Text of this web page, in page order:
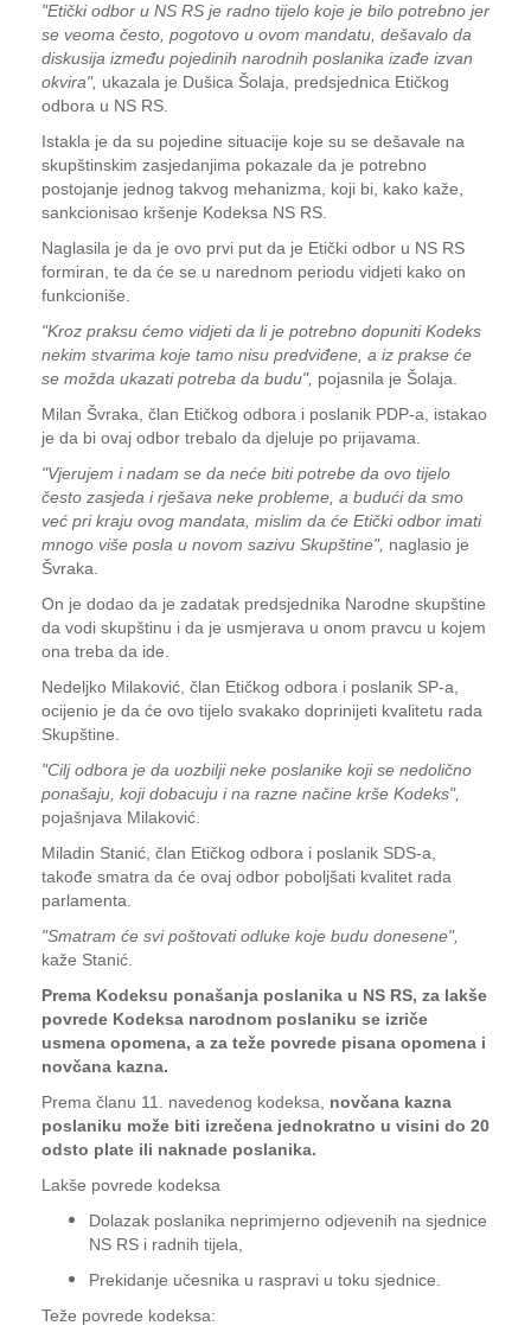
"Etički odbor u NS RS je radno tijelo koje je bilo potrebno jer
se veoma često, pogotovo u ovom mandatu, dešavalo da
diskusija između pojedinih narodnih poslanika izađe izvan
okvira", ukazala je Dušica Šolaja, predsjednica Etičkog
odbora u NS RS.
Istakla je da su pojedine situacije koje su se dešavale na
skupštinskim zasjedanjima pokazale da je potrebno
postojanje jednog takvog mehanizma, koji bi, kako kaže,
sankcionisao kršenje Kodeksa NS RS.
Naglasila je da je ovo prvi put da je Etički odbor u NS RS
formiran, te da će se u narednom periodu vidjeti kako on
funkcioniše.
"Kroz praksu ćemo vidjeti da li je potrebno dopuniti Kodeks
nekim stvarima koje tamo nisu predviđene, a iz prakse će
se možda ukazati potreba da budu", pojasnila je Šolaja.
Milan Švraka, član Etičkog odbora i poslanik PDP-a, istakao
je da bi ovaj odbor trebalo da djeluje po prijavama.
"Vjerujem i nadam se da neće biti potrebe da ovo tijelo
često zasjeda i rješava neke probleme, a budući da smo
već pri kraju ovog mandata, mislim da će Etički odbor imati
mnogo više posla u novom sazivu Skupštine", naglasio je
Švraka.
On je dodao da je zadatak predsjednika Narodne skupštine
da vodi skupštinu i da je usmjerava u onom pravcu u kojem
ona treba da ide.
Nedeljko Milaković, član Etičkog odbora i poslanik SP-a,
ocijenio je da će ovo tijelo svakako doprinijeti kvalitetu rada
Skupštine.
"Cilj odbora je da uozbilji neke poslanike koji se nedolično
ponašaju, koji dobacuju i na razne načine krše Kodeks",
pojašnjava Milaković.
Miladin Stanić, član Etičkog odbora i poslanik SDS-a,
takođe smatra da će ovaj odbor poboljšati kvalitet rada
parlamenta.
"Smatram će svi poštovati odluke koje budu donesene",
kaže Stanić.
Prema Kodeksu ponašanja poslanika u NS RS, za lakše
povrede Kodeksa narodnom poslaniku se izriče
usmena opomena, a za teže povrede pisana opomena i
novčana kazna.
Prema članu 11. navedenog kodeksa, novčana kazna
poslaniku može biti izrečena jednokratno u visini do 20
odsto plate ili naknade poslanika.
Lakše povrede kodeksa
Dolazak poslanika neprimjerno odjevenih na sjednice
NS RS i radnih tijela,
Prekidanje učesnika u raspravi u toku sjednice.
Teže povrede kodeksa: